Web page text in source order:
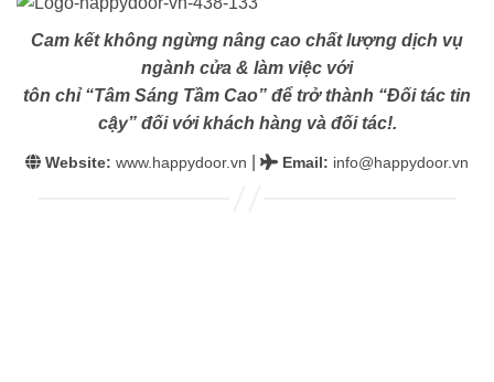
Cam kết không ngừng nâng cao chất lượng dịch vụ
ngành cửa & làm việc với
tôn chỉ “Tâm Sáng Tầm Cao” để trở thành “Đối tác tin
cậy” đối với khách hàng và đối tác!.
Website: www.happydoor.vn Email: info@happydoor.vn